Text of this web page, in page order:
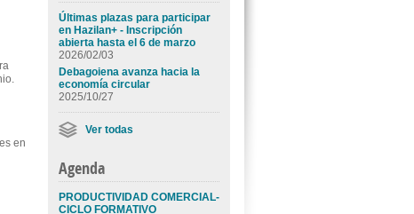
en
Últimas plazas para participar
en Hazilan+ - Inscripción
abierta hasta el 6 de marzo
2026/02/03
Debagoiena avanza hacia la
economía circular
2025/10/27
Ver todas
Agenda
PRODUCTIVIDAD COMERCIAL-
CICLO FORMATIVO